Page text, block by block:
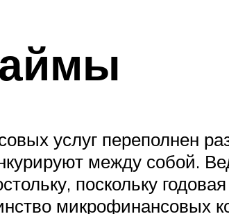
услуг переполнен
между собой.
поскольку
микрофинансовых